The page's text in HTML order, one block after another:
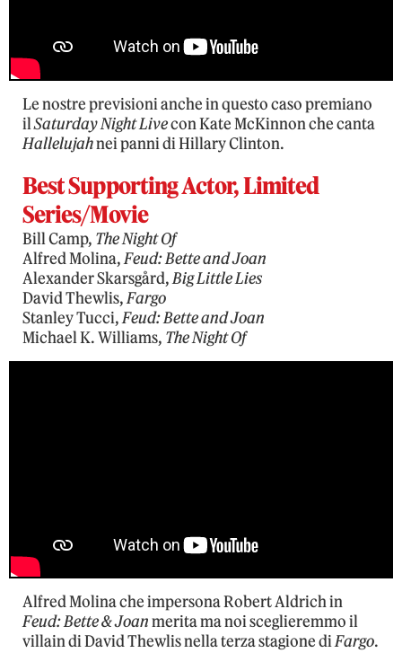
Le nostre previsioni anche in questo caso premiano
ilSaturday Night Livecon Kate McKinnon che canta
Hallelujahnei panni di Hillary Clinton.
Best Supporting Actor, Limited
Series/Movie
Bill Camp, The Night Of
Alfred Molina,Feud: Bette and Joan
Alexander Skarsgård,Big Little Lies
David Thewlis,Fargo
Stanley Tucci,Feud: Bette and Joan
Michael K. Williams, The Night Of
Alfred Molina che impersona Robert Aldrich in
Feud: Bette & Joanmerita ma noi sceglieremmo il
villain di David Thewlis nella terza stagione diFargo.